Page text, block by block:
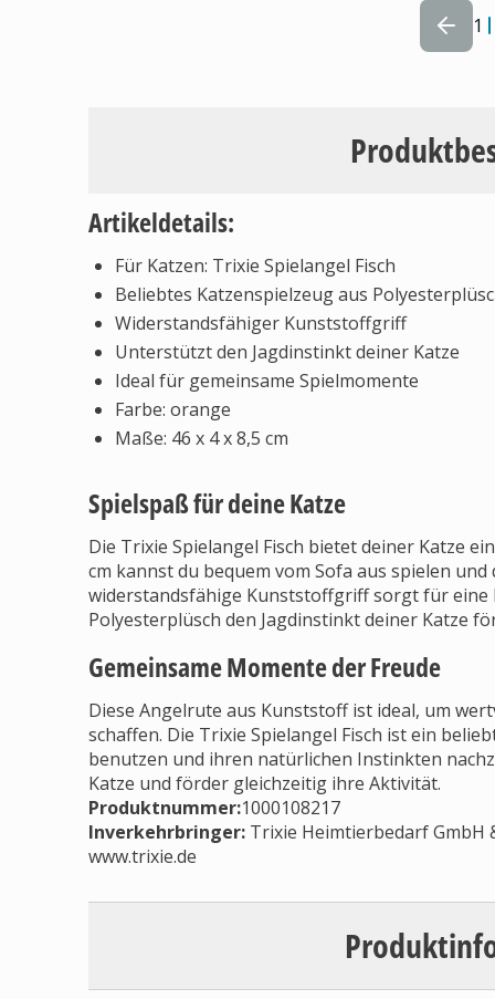
1
Artikeldetails:
Für Katzen: Trixie Spielangel Fisch
Beliebtes Katzenspielzeug aus
Widerstandsfähiger Kunststoffgriff
Unterstützt den Jagdinstinkt deiner Katze
Ideal für gemeinsame Spielmomente
Farbe: orange
Maße: 46 x 4 x 8,5 cm
Spielspaß für deine Katze
Die Trixie Spielangel Fisch bietet deiner Katze
cm kannst du bequem vom Sofa aus spielen
widerstandsfähige Kunststoffgriff sorgt für eine
Polyesterplüsch den Jagdinstinkt deiner Katze
Gemeinsame Momente der Freude
Diese Angelrute aus Kunststoff ist ideal, um
schaffen. Die Trixie Spielangel Fisch ist ein
benutzen und ihren natürlichen Instinkten
Katze und förder gleichzeitig ihre Aktivität.
Produktnummer:1000108217
Inverkehrbringer: Trixie Heimtierbedarf GmbH
www.trixie.de